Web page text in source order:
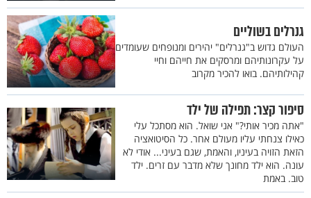
גנרלים בשוליים
העולם גדוש ב"גנרלים" יהירים ומנופחים שעומדים
על עקרונותיהם ומרסקים את חייהם וחיי
קהילותיהם. בואו להכיר מקרוב
סיפור קצר: תפילה של ילד
"אתה מכיר אותי?" אני שואל. הוא מסתכל עלי
כאילו צנחתי עליו מעולם אחר. כל הסיטואציה
הזאת הזויה בעיניו, והאמת, שגם בעיני... אודי לא
עונה. הוא ילד מחונך שלא מדבר עם זרים. ילד
טוב. באמת